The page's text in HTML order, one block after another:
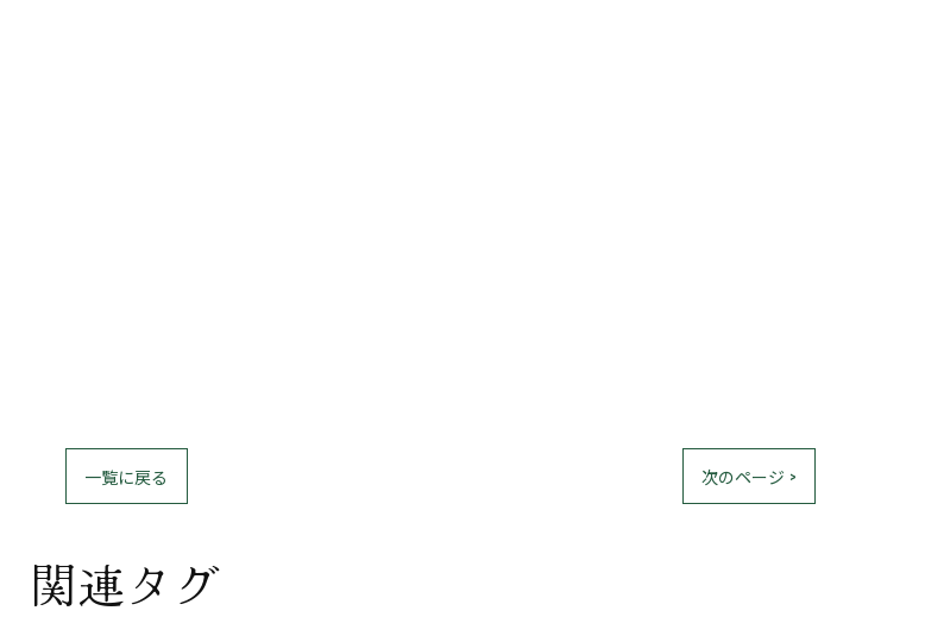
一覧に戻る 次のページ >
関連タグ